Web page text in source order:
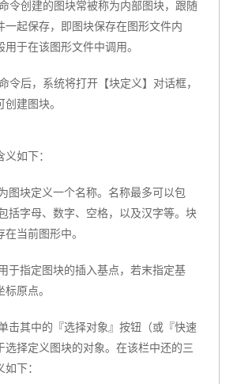
令创建的图块常被称为内部图块，跟随
一起保存，即图块保存在图形文件内
于在该图形文件中调用。
令后，系统将打开【块定义】对话框，
建图块。
如下：
图块定义一个名称。名称最多可以包
括字母、数字、空格，以及汉字等。块
当前图形中。
于指定图块的插入基点，若末指定基
原点。
击其中的『选择对象』按钮（或『快速
选择定义图块的对象。在该栏中还的三
下：